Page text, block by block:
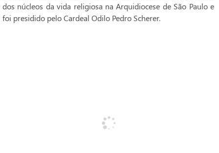
dos núcleos da vida religiosa na Arquidiocese de São Paulo e
foi presidido pelo Cardeal Odilo Pedro Scherer.